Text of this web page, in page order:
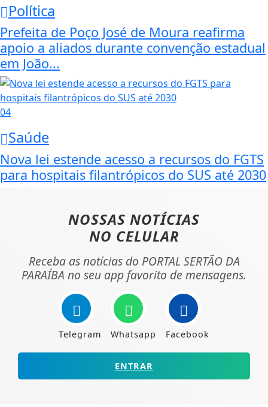
Política
Prefeita de Poço José de Moura reafirma
apoio a aliados durante convenção estadual
em João...
04
Saúde
Nova lei estende acesso a recursos do FGTS
para hospitais filantrópicos do SUS até 2030
NOSSAS NOTÍCIAS
NO CELULAR
Receba as notícias do PORTAL SERTÃO DA
PARAÍBA no seu app favorito de mensagens.
Telegram Whatsapp Facebook
ENTRAR